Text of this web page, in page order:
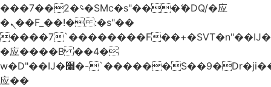
���؝�2��7�SMc�s"���ޭ�DQ/�应
�ܢ��F_��!� :�s"��
����7`��������F
�应����B ��4�
w�D"��IJ�׭�-`������S��9�Dr�ji��EJ߅��gJ�
应��